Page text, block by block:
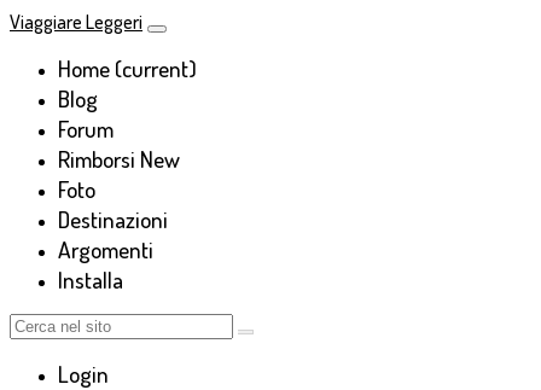
Viaggiare Leggeri
Home (current)
Blog
Forum
Rimborsi New
Foto
Destinazioni
Argomenti
Installa
Login